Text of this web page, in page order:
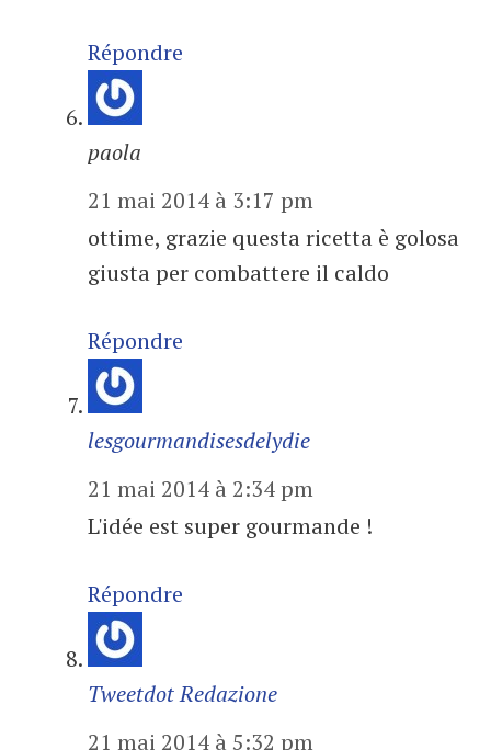
Répondre
paola
21 mai 2014 à 3:17 pm
ottime, grazie questa ricetta è golosa
giusta per combattere il caldo
Répondre
lesgourmandisesdelydie
21 mai 2014 à 2:34 pm
L'idée est super gourmande !
Répondre
Tweetdot Redazione
21 mai 2014 à 5:32 pm